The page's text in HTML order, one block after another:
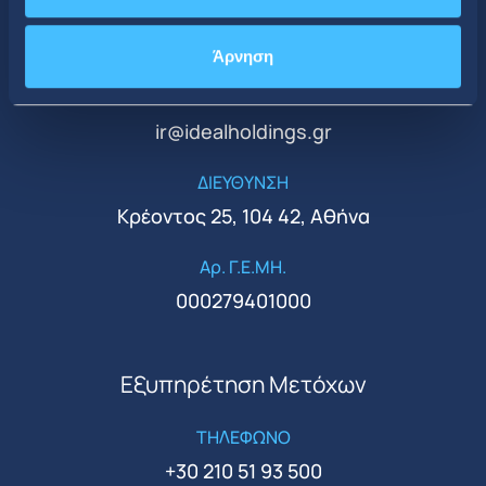
Άρνηση
ΤΗΛΕΦΩΝΟ
+30 210 51 93 500
ir@idealholdings.gr
ΔΙΕΥΘΥΝΣΗ
Κρέοντος 25, 104 42, Αθήνα
Αρ. Γ.Ε.ΜΗ.
000279401000
Εξυπηρέτηση Μετόχων
ΤΗΛΕΦΩΝΟ
+30 210 51 93 500